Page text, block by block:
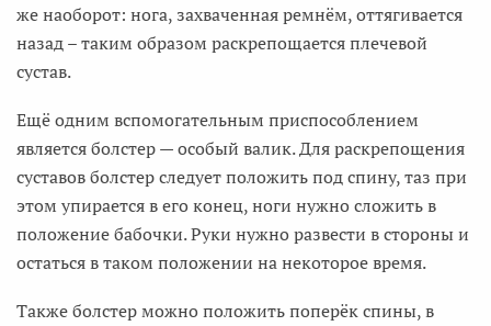
же наоборот: нога, захваченная ремнём, оттягивается
назад – таким образом раскрепощается плечевой
сустав.
Ещё одним вспомогательным приспособлением
является болстер — особый валик. Для раскрепощения
суставов болстер следует положить под спину, таз при
этом упирается в его конец, ноги нужно сложить в
положение бабочки. Руки нужно развести в стороны и
остаться в таком положении на некоторое время.
Также болстер можно положить поперёк спины, в